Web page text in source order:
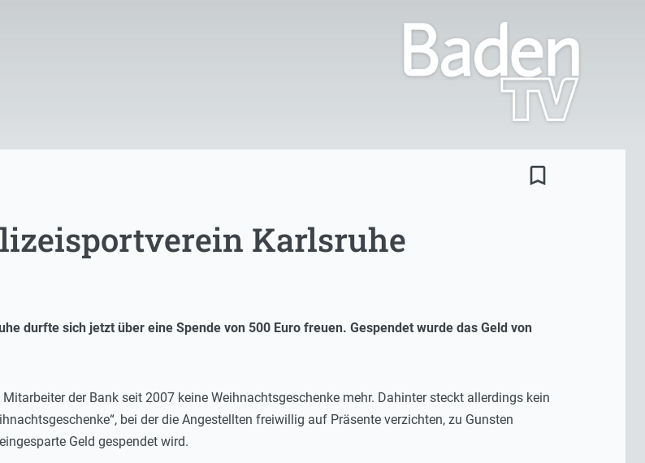
bookmark_border
Karlsruhe
durfte sich jetzt über eine Spende von 500 Euro freuen. Gespendet wurde das Geld von
der Bank seit 2007 keine Weihnachtsgeschenke mehr. Dahinter steckt allerdings kein
bei der die Angestellten freiwillig auf Präsente verzichten, zu Gunsten
Geld gespendet wird.